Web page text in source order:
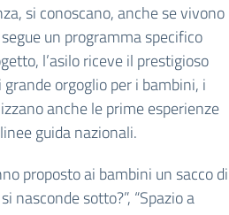
si conoscano, anche se vivono
un programma specifico
l’asilo riceve il prestigioso
orgoglio per i bambini, i
anche le prime esperienze
guida nazionali.
proposto ai bambini un sacco di
nasconde sotto?”, “Spazio a